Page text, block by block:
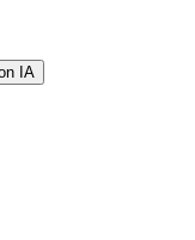
IA